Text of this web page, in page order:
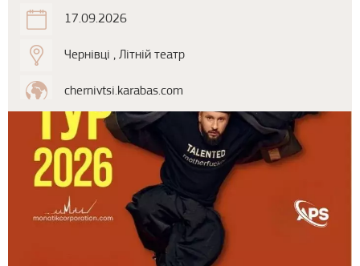
17.09.2026
Чернівці , Літній театр
chernivtsi.karabas.com